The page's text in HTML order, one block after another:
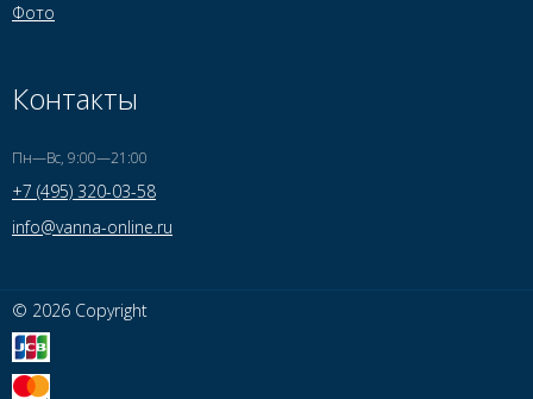
Фото
Контакты
Пн—Вс, 9:00—21:00
+7 (495) 320-03-58
info@vanna-online.ru
© 2026 Copyright